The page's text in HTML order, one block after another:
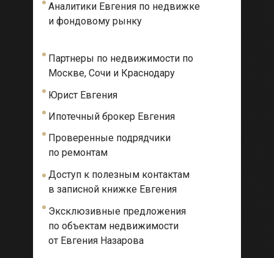
Аналитики Евгения по недвижке
и фондовому рынку
Партнеры по недвижимости по
Москве, Сочи и Краснодару
Юрист Евгения
Ипотечный брокер Евгения
Проверенные подрядчики
по ремонтам
Доступ к полезным контактам
в записной книжке Евгения
Эксклюзивные предложения
по объектам недвижимости
от Евгения Назарова